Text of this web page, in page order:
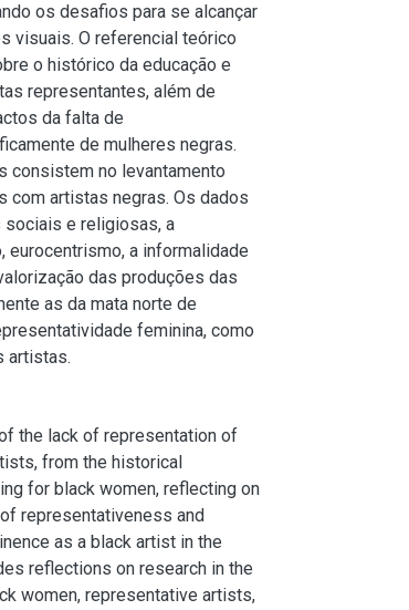
os desafios para se alcançar
visuais. O referencial teórico
o histórico da educação e
representantes, além de
da falta de
de mulheres negras.
consistem no levantamento
artistas negras. Os dados
sociais e religiosas, a
eurocentrismo, a informalidade
das produções das
as da mata norte de
feminina, como
artistas.
the lack of representation of
from the historical
for black women, reflecting on
representativeness and
as a black artist in the
reflections on research in the
women, representative artists,